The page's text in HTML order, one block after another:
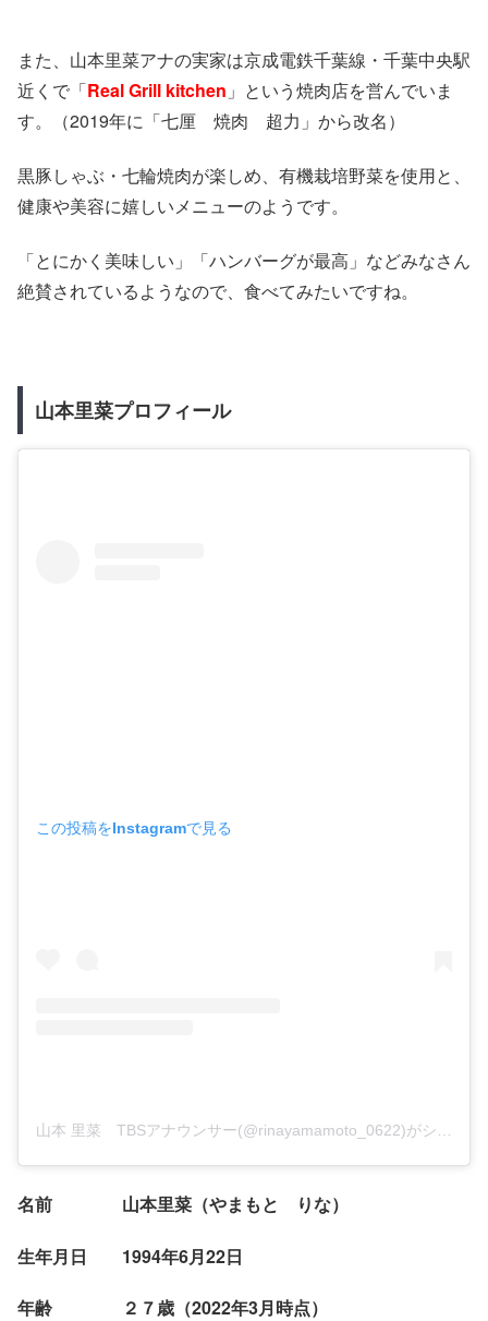
また、山本里菜アナの実家は京成電鉄千葉線・千葉中央駅
近くで「Real Grill kitchen 」という焼肉店を営んでいま
す。（2019年に「七厘 焼肉 超力」から改名）
黒豚しゃぶ・七輪焼肉が楽しめ、有機栽培野菜を使用と、
健康や美容に嬉しいメニューのようです。
「とにかく美味しい」「ハンバーグが最高」などみなさん
絶賛されているようなので、食べてみたいですね。
山本里菜プロフィール
この投稿をInstagramで見る
名前 山本里菜（やまもと りな）
生年月日 1994年6月22日
年齢 ２７歳（2022年3月時点）